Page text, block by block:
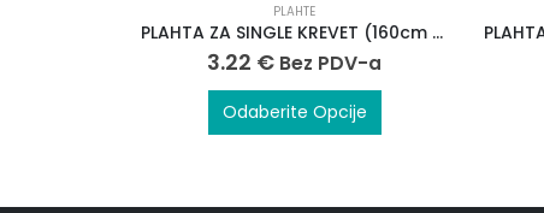
PLAHTE
PLAHTA ZA SINGLE KREVET (160cm x 250cm)
3.22 € Bez PDV-a
Odaberite Opcije